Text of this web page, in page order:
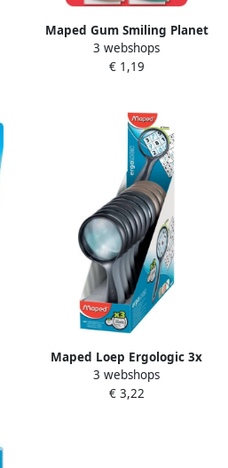
Maped Gum Smiling Planet
blister Ã 2 stuks
3 webshops
€ 1,19
Maped Loep Ergologic 3x
vergroting 75mm
3 webshops
€ 3,22